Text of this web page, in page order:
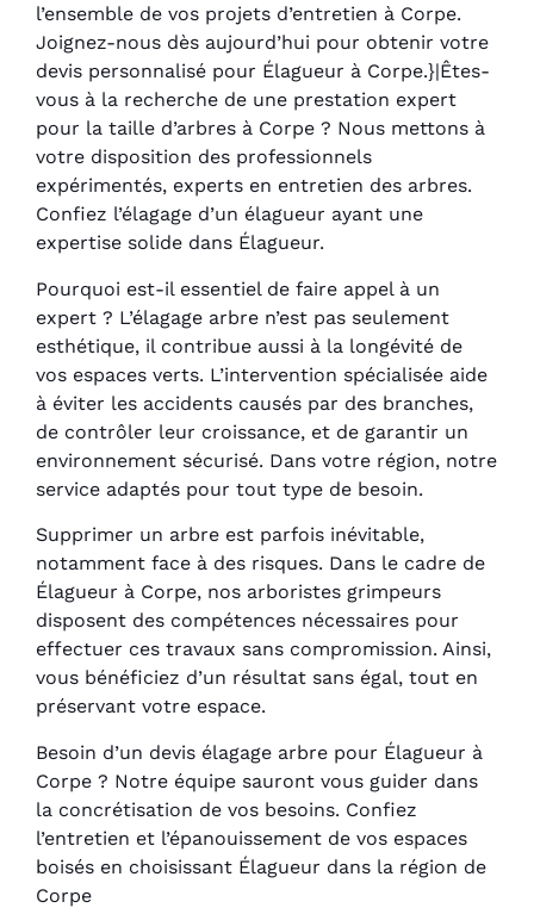
l’ensemble de vos projets d’entretien à Corpe.
Joignez-nous dès aujourd’hui pour obtenir votre
devis personnalisé pour Élagueur à Corpe.}|Êtes-
vous à la recherche de une prestation expert
pour la taille d’arbres à Corpe ? Nous mettons à
votre disposition des professionnels
expérimentés, experts en entretien des arbres.
Confiez l’élagage d’un élagueur ayant une
expertise solide dans Élagueur.
Pourquoi est-il essentiel de faire appel à un
expert ? L’élagage arbre n’est pas seulement
esthétique, il contribue aussi à la longévité de
vos espaces verts. L’intervention spécialisée aide
à éviter les accidents causés par des branches,
de contrôler leur croissance, et de garantir un
environnement sécurisé. Dans votre région, notre
service adaptés pour tout type de besoin.
Supprimer un arbre est parfois inévitable,
notamment face à des risques. Dans le cadre de
Élagueur à Corpe, nos arboristes grimpeurs
disposent des compétences nécessaires pour
effectuer ces travaux sans compromission. Ainsi,
vous bénéficiez d’un résultat sans égal, tout en
préservant votre espace.
Besoin d’un devis élagage arbre pour Élagueur à
Corpe ? Notre équipe sauront vous guider dans
la concrétisation de vos besoins. Confiez
l’entretien et l’épanouissement de vos espaces
boisés en choisissant Élagueur dans la région de
Corpe